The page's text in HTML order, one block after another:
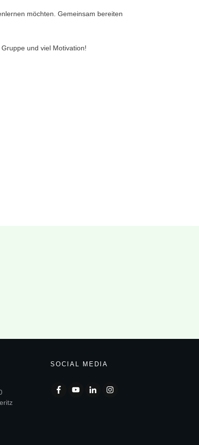
möchten. Gemeinsam bereiten
und viel Motivation!
SOCIAL MEDIA